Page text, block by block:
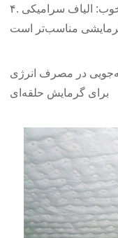
۴. حساسیت حرارتی خوب: الیاف سرامیکی CCEWOOL برای
در مصرف انرژی
برای گرمایش حلقه‌ای